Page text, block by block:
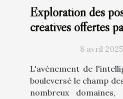
Exploration des
créatives offertes
générateurs8 avril
L'avènement de
bouleversé le champ
nombreux